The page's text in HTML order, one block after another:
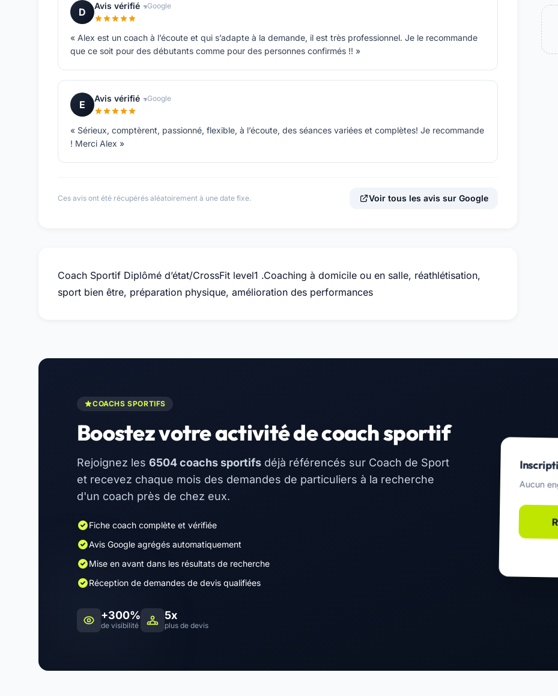
D
Avis vérifié Google
« Alex est un coach à l’écoute et qui s’adapte à la demande, il est très professionnel. Je le recommande
que ce soit pour des débutants comme pour des personnes confirmés !! »
E
Avis vérifié Google
« Sérieux, comptèrent, passionné, flexible, à l’écoute, des séances variées et complètes! Je recommande
! Merci Alex »
Ces avis ont été récupérés aléatoirement à une date fixe. Voir tous les avis sur Google
Coach Sportif Diplômé d’état/CrossFit level1 .Coaching à domicile ou en salle, réathlétisation,
sport bien être, préparation physique, amélioration des performances
COACHS SPORTIFS
Boostez votre activité de coach sportif
Rejoignez les 6504 coachs sportifs déjà référencés sur Coach de Sport
et recevez chaque mois des demandes de particuliers à la recherche
d'un coach près de chez eux.
Fiche coach complète et vérifiée
Avis Google agrégés automatiquement
Mise en avant dans les résultats de recherche
Réception de demandes de devis qualifiées
+300%
de visibilité
5x
plus de devis
Aucun